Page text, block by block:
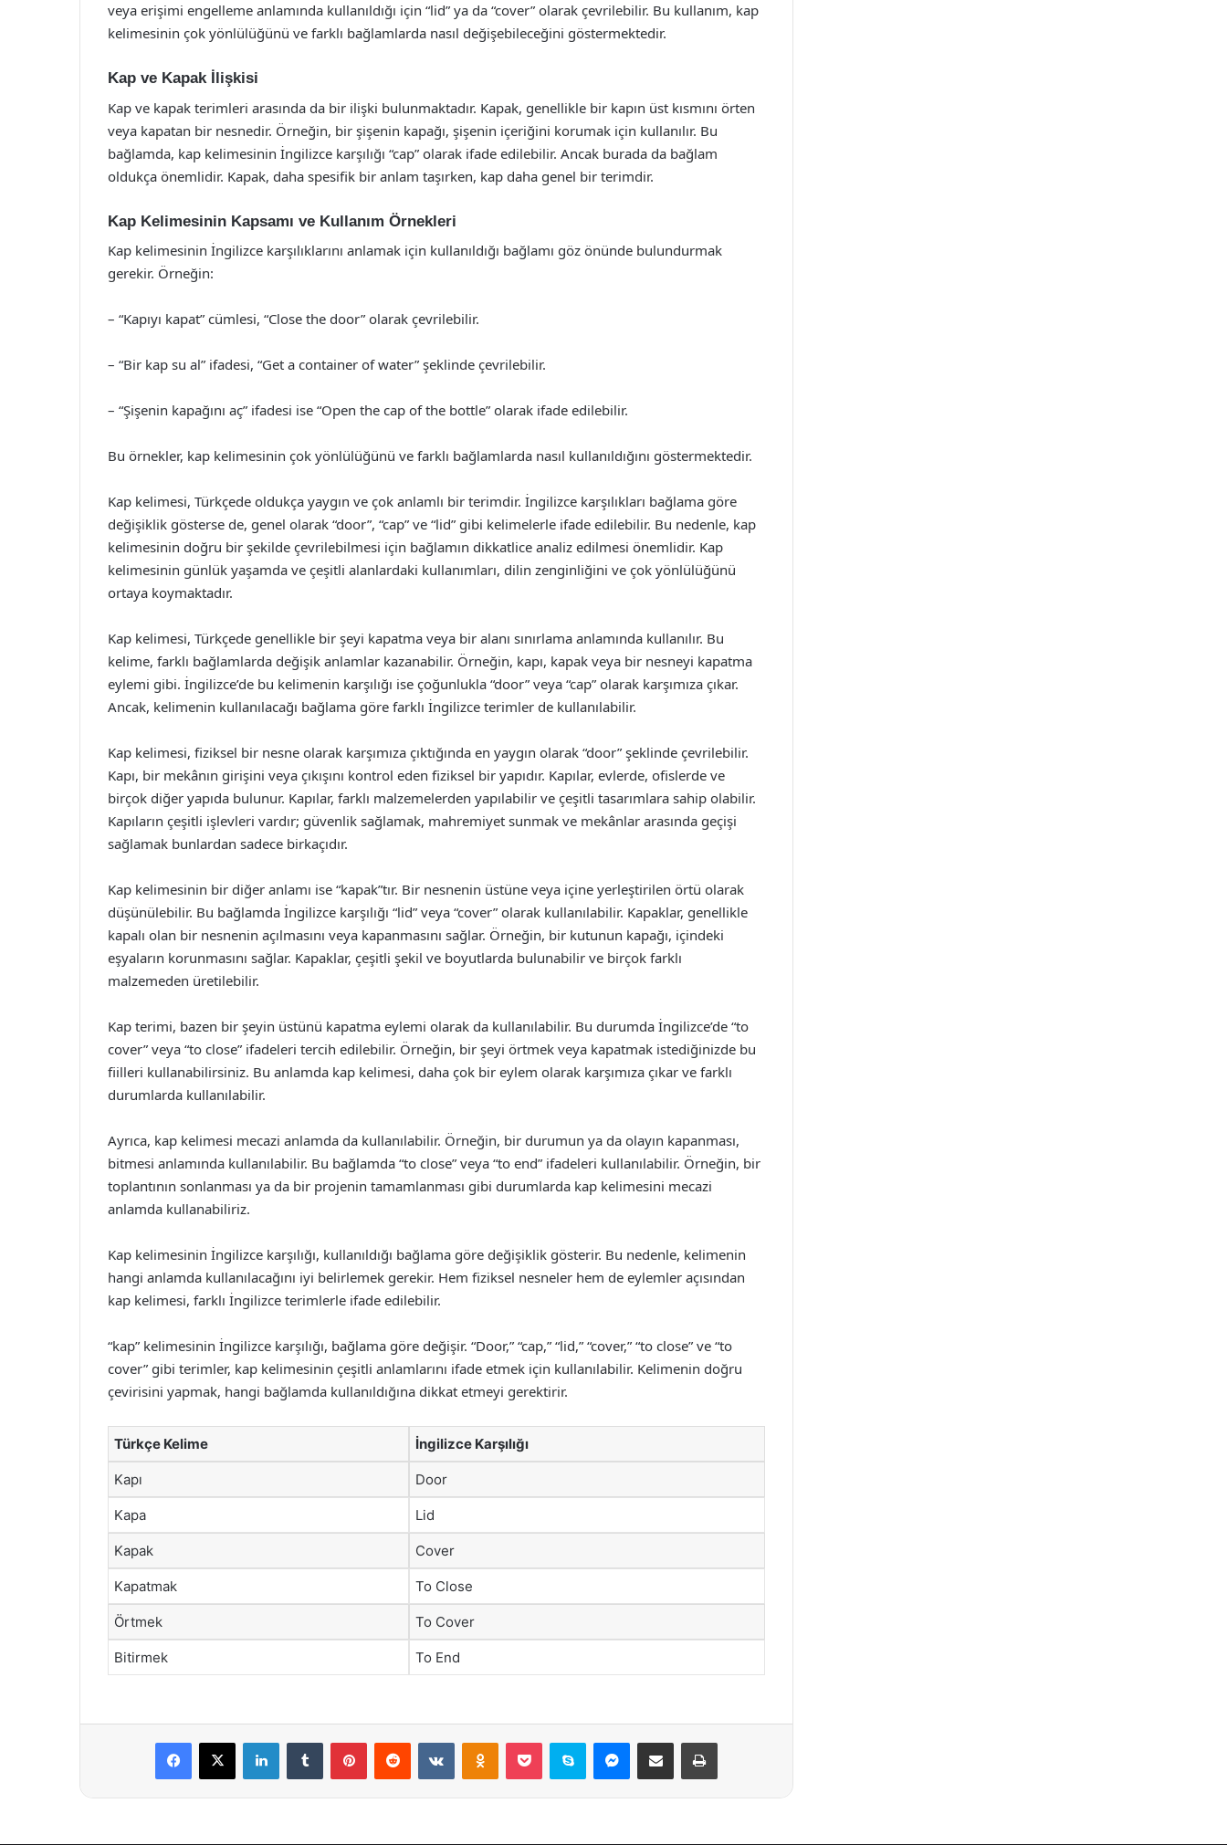
veya erişimi engelleme anlamında kullanıldığı için “lid” ya da “cover” olarak çevrilebilir. Bu kullanım, kap
kelimesinin çok yönlülüğünü ve farklı bağlamlarda nasıl değişebileceğini göstermektedir.
Kap ve Kapak İlişkisi
Kap ve kapak terimleri arasında da bir ilişki bulunmaktadır. Kapak, genellikle bir kapın üst kısmını örten
veya kapatan bir nesnedir. Örneğin, bir şişenin kapağı, şişenin içeriğini korumak için kullanılır. Bu
bağlamda, kap kelimesinin İngilizce karşılığı “cap” olarak ifade edilebilir. Ancak burada da bağlam
oldukça önemlidir. Kapak, daha spesifik bir anlam taşırken, kap daha genel bir terimdir.
Kap Kelimesinin Kapsamı ve Kullanım Örnekleri
Kap kelimesinin İngilizce karşılıklarını anlamak için kullanıldığı bağlamı göz önünde bulundurmak
gerekir. Örneğin:
– “Kapıyı kapat” cümlesi, “Close the door” olarak çevrilebilir.
– “Bir kap su al” ifadesi, “Get a container of water” şeklinde çevrilebilir.
– “Şişenin kapağını aç” ifadesi ise “Open the cap of the bottle” olarak ifade edilebilir.
Bu örnekler, kap kelimesinin çok yönlülüğünü ve farklı bağlamlarda nasıl kullanıldığını göstermektedir.
Kap kelimesi, Türkçede oldukça yaygın ve çok anlamlı bir terimdir. İngilizce karşılıkları bağlama göre
değişiklik gösterse de, genel olarak “door”, “cap” ve “lid” gibi kelimelerle ifade edilebilir. Bu nedenle, kap
kelimesinin doğru bir şekilde çevrilebilmesi için bağlamın dikkatlice analiz edilmesi önemlidir. Kap
kelimesinin günlük yaşamda ve çeşitli alanlardaki kullanımları, dilin zenginliğini ve çok yönlülüğünü
ortaya koymaktadır.
Kap kelimesi, Türkçede genellikle bir şeyi kapatma veya bir alanı sınırlama anlamında kullanılır. Bu
kelime, farklı bağlamlarda değişik anlamlar kazanabilir. Örneğin, kapı, kapak veya bir nesneyi kapatma
eylemi gibi. İngilizce’de bu kelimenin karşılığı ise çoğunlukla “door” veya “cap” olarak karşımıza çıkar.
Ancak, kelimenin kullanılacağı bağlama göre farklı İngilizce terimler de kullanılabilir.
Kap kelimesi, fiziksel bir nesne olarak karşımıza çıktığında en yaygın olarak “door” şeklinde çevrilebilir.
Kapı, bir mekânın girişini veya çıkışını kontrol eden fiziksel bir yapıdır. Kapılar, evlerde, ofislerde ve
birçok diğer yapıda bulunur. Kapılar, farklı malzemelerden yapılabilir ve çeşitli tasarımlara sahip olabilir.
Kapıların çeşitli işlevleri vardır; güvenlik sağlamak, mahremiyet sunmak ve mekânlar arasında geçişi
sağlamak bunlardan sadece birkaçıdır.
Kap kelimesinin bir diğer anlamı ise “kapak”tır. Bir nesnenin üstüne veya içine yerleştirilen örtü olarak
düşünülebilir. Bu bağlamda İngilizce karşılığı “lid” veya “cover” olarak kullanılabilir. Kapaklar, genellikle
kapalı olan bir nesnenin açılmasını veya kapanmasını sağlar. Örneğin, bir kutunun kapağı, içindeki
eşyaların korunmasını sağlar. Kapaklar, çeşitli şekil ve boyutlarda bulunabilir ve birçok farklı
malzemeden üretilebilir.
Kap terimi, bazen bir şeyin üstünü kapatma eylemi olarak da kullanılabilir. Bu durumda İngilizce’de “to
cover” veya “to close” ifadeleri tercih edilebilir. Örneğin, bir şeyi örtmek veya kapatmak istediğinizde bu
fiilleri kullanabilirsiniz. Bu anlamda kap kelimesi, daha çok bir eylem olarak karşımıza çıkar ve farklı
durumlarda kullanılabilir.
Ayrıca, kap kelimesi mecazi anlamda da kullanılabilir. Örneğin, bir durumun ya da olayın kapanması,
bitmesi anlamında kullanılabilir. Bu bağlamda “to close” veya “to end” ifadeleri kullanılabilir. Örneğin, bir
toplantının sonlanması ya da bir projenin tamamlanması gibi durumlarda kap kelimesini mecazi
anlamda kullanabiliriz.
Kap kelimesinin İngilizce karşılığı, kullanıldığı bağlama göre değişiklik gösterir. Bu nedenle, kelimenin
hangi anlamda kullanılacağını iyi belirlemek gerekir. Hem fiziksel nesneler hem de eylemler açısından
kap kelimesi, farklı İngilizce terimlerle ifade edilebilir.
“kap” kelimesinin İngilizce karşılığı, bağlama göre değişir. “Door,” “cap,” “lid,” “cover,” “to close” ve “to
cover” gibi terimler, kap kelimesinin çeşitli anlamlarını ifade etmek için kullanılabilir. Kelimenin doğru
çevirisini yapmak, hangi bağlamda kullanıldığına dikkat etmeyi gerektirir.
Türkçe Kelime İngilizce Karşılığı
Kapı Door
Kapa Lid
Kapak Cover
Kapatmak To Close
Örtmek To Cover
Bitirmek To End
Facebook
X LinkedInTumblr PinterestReddit VKontakteOdnoklassniki
Pocket Skype Messenger
E-Posta ile paylaş Yazdır